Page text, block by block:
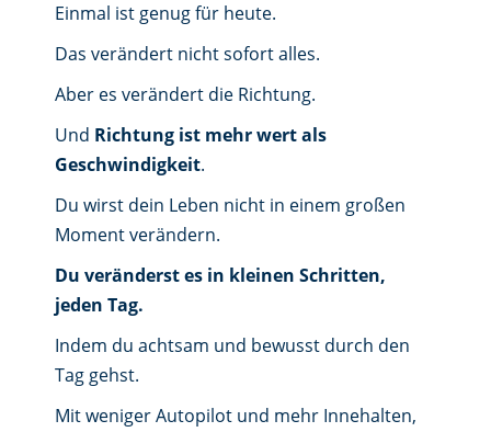
Einmal ist genug für heute.
Das verändert nicht sofort alles.
Aber es verändert die Richtung.
Und Richtung ist mehr wert als
Geschwindigkeit.
Du wirst dein Leben nicht in einem großen
Moment verändern.
Du veränderst es in kleinen Schritten,
jeden Tag.
Indem du achtsam und bewusst durch den
Tag gehst.
Mit weniger Autopilot und mehr Innehalten,